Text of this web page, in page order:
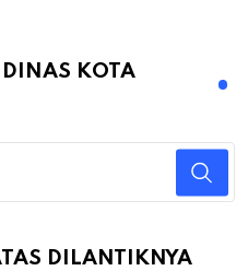
KOTA
DILANTIKNYA